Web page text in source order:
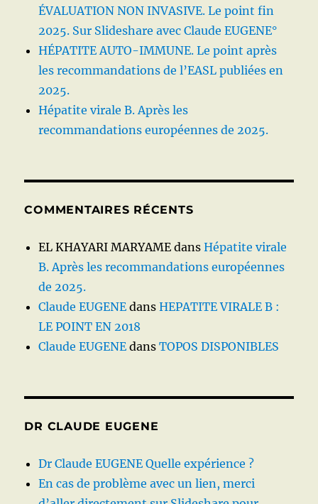
ÉVALUATION NON INVASIVE. Le point fin
2025. Sur Slideshare avec Claude EUGENE°
HÉPATITE AUTO-IMMUNE. Le point après
les recommandations de l’EASL publiées en
2025.
Hépatite virale B. Après les
recommandations européennes de 2025.
COMMENTAIRES RÉCENTS
EL KHAYARI MARYAME dansHépatite virale
B. Après les recommandations européennes
de 2025.
Claude EUGENE dansHEPATITE VIRALE B :
LE POINT EN 2018
Claude EUGENE dansTOPOS DISPONIBLES
DR CLAUDE EUGENE
Dr Claude EUGENE Quelle expérience ?
En cas de problème avec un lien, merci